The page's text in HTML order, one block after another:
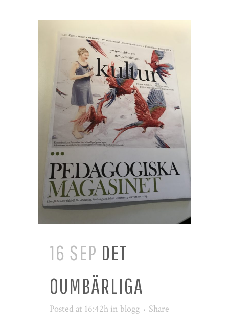
16 SEP DET
OUMBÄRLIGA
Posted at 16:42h in blogg Share